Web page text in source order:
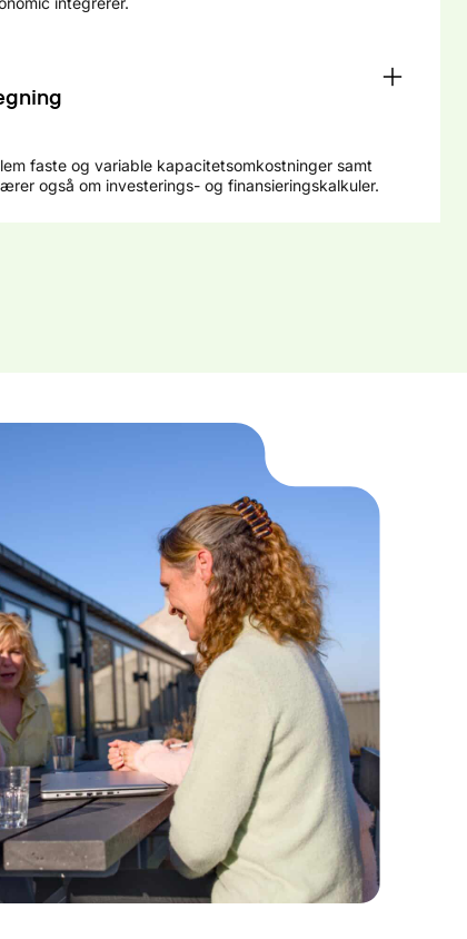
faste og variable kapacitetsomkostninger samt
også om investerings- og finansieringskalkuler.